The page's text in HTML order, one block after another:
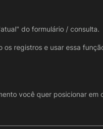
do formulário / consulta.
registros e usar essa
você quer posicionar em